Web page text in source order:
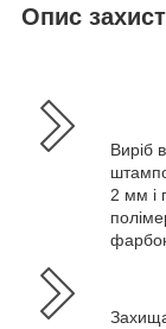
Опис
Виріб
2 мм і